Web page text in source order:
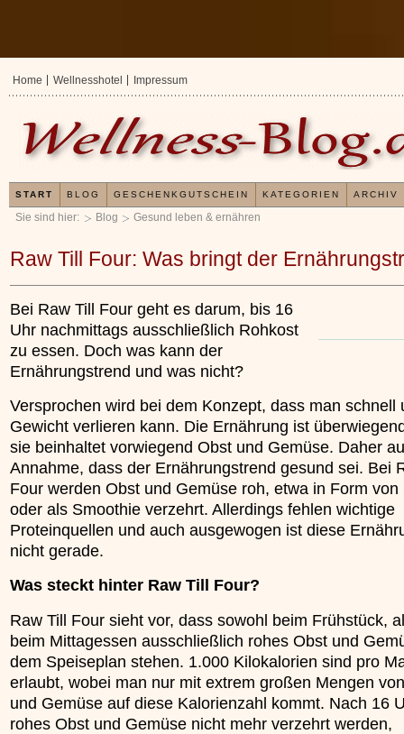
Sie sind hier: Blog Gesund leben & ernähren
Raw Till Four: Was bringt der
Bei Raw Till Four geht es darum, bis 16
Uhr nachmittags ausschließlich Rohkost
zu essen. Doch was kann der
Ernährungstrend und was nicht?
Versprochen wird bei dem Konzept, dass man schnell
Gewicht verlieren kann. Die Ernährung ist
sie beinhaltet vorwiegend Obst und Gemüse. Daher
Annahme, dass der Ernährungstrend gesund sei. Bei
Four werden Obst und Gemüse roh, etwa in Form
oder als Smoothie verzehrt. Allerdings fehlen wichtige
Proteinquellen und auch ausgewogen ist diese
nicht gerade.
Was steckt hinter Raw Till Four?
Raw Till Four sieht vor, dass sowohl beim Frühstück,
beim Mittagessen ausschließlich rohes Obst und
dem Speiseplan stehen. 1.000 Kilokalorien sind pro
erlaubt, wobei man nur mit extrem großen Mengen
und Gemüse auf diese Kalorienzahl kommt. Nach 16
rohes Obst und Gemüse nicht mehr verzehrt werden,
Kieselsäuregel
Home Wellnesshotel Impressum
START BLOG GESCHENKGUTSCHEIN KATEGORIEN ARCHIV